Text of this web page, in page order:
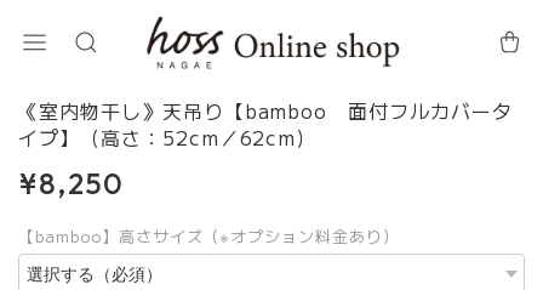
《室内物干し》天吊り【bamboo 面付フルカバータ
イプ】（高さ：52cm／62cm）
¥8,250
【bamboo】高さサイズ（※オプション料金あり）